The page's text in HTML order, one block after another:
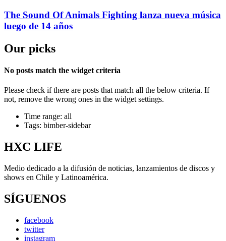
The Sound Of Animals Fighting lanza nueva música
luego de 14 años
Our picks
No posts match the widget criteria
Please check if there are posts that match all the below criteria. If
not, remove the wrong ones in the widget settings.
Time range: all
Tags: bimber-sidebar
HXC LIFE
Medio dedicado a la difusión de noticias, lanzamientos de discos y
shows en Chile y Latinoamérica.
SÍGUENOS
facebook
twitter
instagram